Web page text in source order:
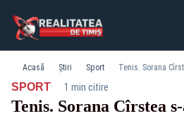
Acasă Știri Sport
SPORT· 1 min citire
Tenis. Sorana Cîrstea